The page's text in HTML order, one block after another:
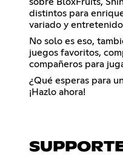
distintos para
variado y
No solo es eso,
juegos favoritos,
compañeros para
¿Qué esperas para
¡Hazlo ahora!